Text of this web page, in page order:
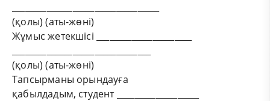
(қолы) (аты-жөні)
Жұмыс жетекшісі ______________________
(қолы) (аты-жөні)
Тапсырманы орындауға
қабылдадым, студент ___________________